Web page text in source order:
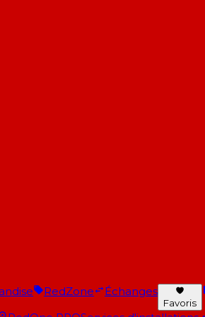
RedZone Échanges
Favoris